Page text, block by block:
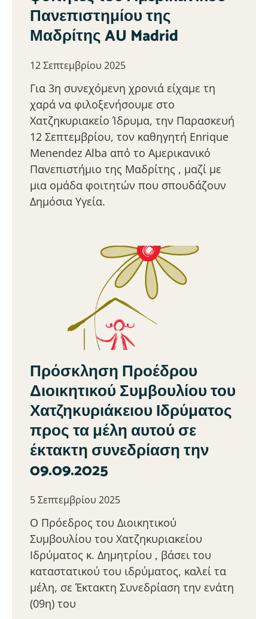
Πανεπιστημίου της
Μαδρίτης AU Madrid
12 Σεπτεμβρίου 2025
Για 3η συνεχόμενη χρονιά είχαμε τη
χαρά να φιλοξενήσουμε στο
Χατζηκυριακείο Ίδρυμα, την Παρασκευή
12 Σεπτεμβρίου, τον καθηγητή Enrique
Menendez Alba από το Αμερικανικό
Πανεπιστήμιο της Μαδρίτης , μαζί με
μια ομάδα φοιτητών που σπουδάζουν
Δημόσια Υγεία.
Πρόσκληση Προέδρου
Διοικητικού Συμβουλίου του
Χατζηκυριάκειου Ιδρύματος
προς τα μέλη αυτού σε
έκτακτη συνεδρίαση την
09.09.2025
5 Σεπτεμβρίου 2025
Ο Πρόεδρος του Διοικητικού
Συμβουλίου του Χατζηκυριακείου
Ιδρύματος κ. Δημητρίου , βάσει του
καταστατικού του ιδρύματος, καλεί τα
μέλη, σε Έκτακτη Συνεδρίαση την ενάτη
(09η) του